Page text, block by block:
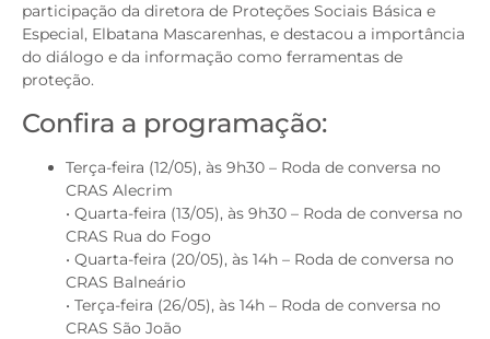
participação da diretora de Proteções Sociais Básica e
Especial, Elbatana Mascarenhas, e destacou a importância
do diálogo e da informação como ferramentas de
proteção.
Confira a programação:
Terça-feira (12/05), às 9h30 – Roda de conversa no
CRAS Alecrim
• Quarta-feira (13/05), às 9h30 – Roda de conversa no
CRAS Rua do Fogo
• Quarta-feira (20/05), às 14h – Roda de conversa no
CRAS Balneário
• Terça-feira (26/05), às 14h – Roda de conversa no
CRAS São João